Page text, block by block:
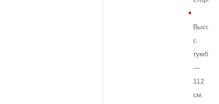
Высота
с
тумбой
—
112
см.